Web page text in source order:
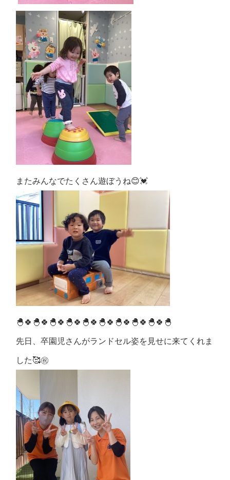
またみんなでたくさん遊ぼうね😊💓
🐣🍀🐣🍀🐣🍀🐣🍀🐣🍀🐣🍀🐣🍀🐣🍀🐣🍀🐣
先日、卒園児さんがランドセル姿を見せに来てくれま
した🥰㊗